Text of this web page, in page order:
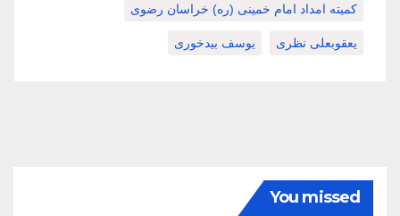
کمیته امداد امام خمینی (ره) خراسان رضوی
یعقوبعلی نظری یوسف بیدخوری
You missed